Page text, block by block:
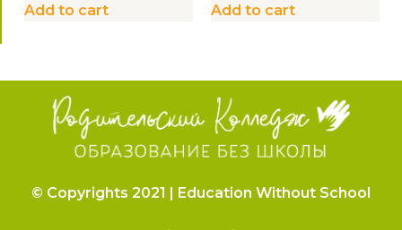
Add to cart Add to cart
© Copyrights 2021 | Education Without School